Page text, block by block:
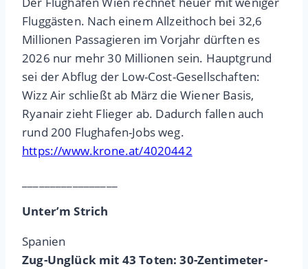
Fluggästen. Nach einem Allzeithoch bei 32,6
Millionen Passagieren im Vorjahr dürften es
2026 nur mehr 30 Millionen sein. Hauptgrund
sei der Abflug der Low-Cost-Gesellschaften:
Wizz Air schließt ab März die Wiener Basis,
Ryanair zieht Flieger ab. Dadurch fallen auch
rund 200 Flughafen-Jobs weg.
https://www.krone.at/4020442
Unter’m Strich
Spanien
Zug-Unglück mit 43 Toten: 30-Zentimeter-